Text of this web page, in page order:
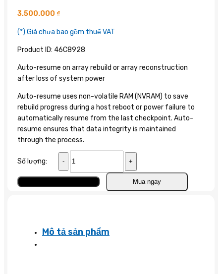
3.500.000 ₫
(*) Giá chưa bao gồm thuế VAT
Product ID: 46C8928
Auto-resume on array rebuild or array reconstruction
after loss of system power
Auto-resume uses non-volatile RAM (NVRAM) to save
rebuild progress during a host reboot or power failure to
automatically resume from the last checkpoint. Auto-
resume ensures that data integrity is maintained
through the process.
Số lượng:
IBM
ServeRAID
M1115
Mua ngay
Mô tả sản phẩm